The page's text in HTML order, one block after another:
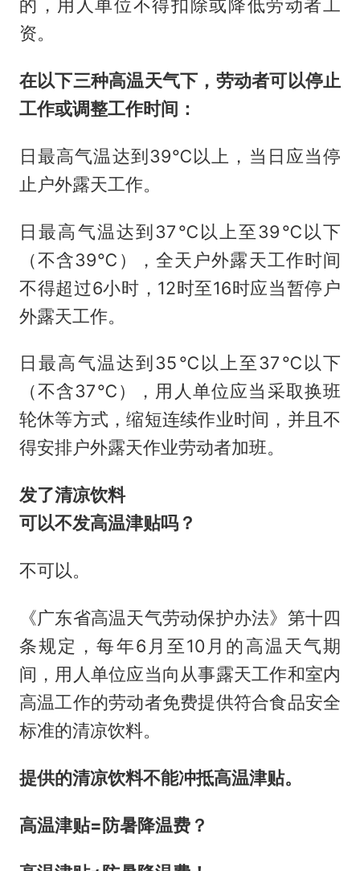
的，用人单位不得扣除或降低劳动者工
资。
在以下三种高温天气下，劳动者可以停止
工作或调整工作时间：
日最高气温达到39℃以上，当日应当停
止户外露天工作。
日最高气温达到37℃以上至39℃以下
（不含39℃），全天户外露天工作时间
不得超过6小时，12时至16时应当暂停户
外露天工作。
日最高气温达到35℃以上至37℃以下
（不含37℃），用人单位应当采取换班
轮休等方式，缩短连续作业时间，并且不
得安排户外露天作业劳动者加班。
发了清凉饮料
可以不发高温津贴吗？
不可以。
《广东省高温天气劳动保护办法》第十四
条规定，每年6月至10月的高温天气期
间，用人单位应当向从事露天工作和室内
高温工作的劳动者免费提供符合食品安全
标准的清凉饮料。
提供的清凉饮料不能冲抵高温津贴。
高温津贴=防暑降温费？